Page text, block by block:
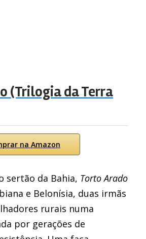
(Trilogia da Terra
na Amazon
sertão da Bahia, Torto Arado
e Belonísia, duas irmãs
rurais numa
por gerações de